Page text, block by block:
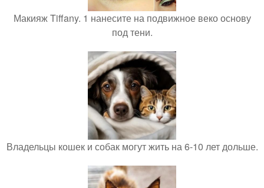
Макияж Tiffany. 1 нанесите на подвижное веко основу
под тени.
Владельцы кошек и собак могут жить на 6-10 лет дольше.